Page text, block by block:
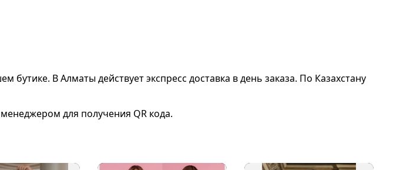
бутике. В Алматы действует экспресс доставка в день заказа. По Казахстану
для получения QR кода.